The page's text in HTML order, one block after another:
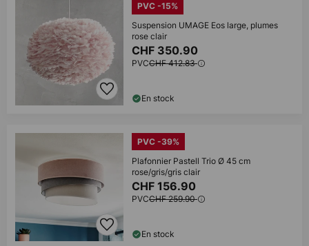
PVC -15%
Suspension UMAGE Eos large, plumes
rose clair
CHF 350.90
PVCCHF 412.83
En stock
PVC -39%
Plafonnier Pastell Trio Ø 45 cm
rose/gris/gris clair
CHF 156.90
PVCCHF 259.90
En stock